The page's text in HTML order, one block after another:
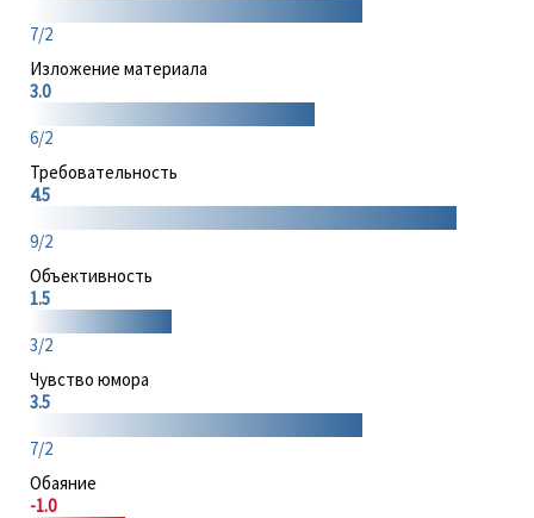
7/2
Изложение материала
3.0
6/2
Требовательность
4.5
9/2
Объективность
1.5
3/2
Чувство юмора
3.5
7/2
Обаяние
-1.0